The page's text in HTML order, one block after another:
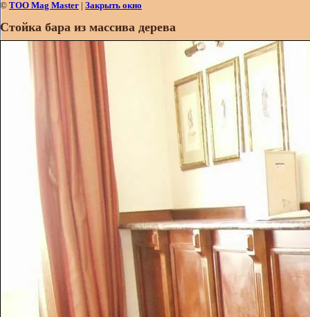
© ТОО Mag Master | Закрыть окно
Стойка бара из массива дерева